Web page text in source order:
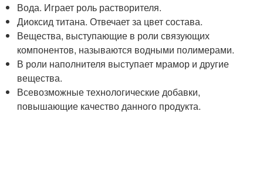
Вода. Играет роль растворителя.
Диоксид титана. Отвечает за цвет состава.
Вещества, выступающие в роли связующих
компонентов, называются водными полимерами.
В роли наполнителя выступает мрамор и другие
вещества.
Всевозможные технологические добавки,
повышающие качество данного продукта.